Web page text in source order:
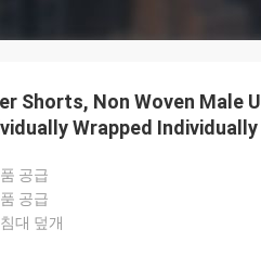
Shorts, Non Woven Male
Wrapped
공급
공급
대 덮개